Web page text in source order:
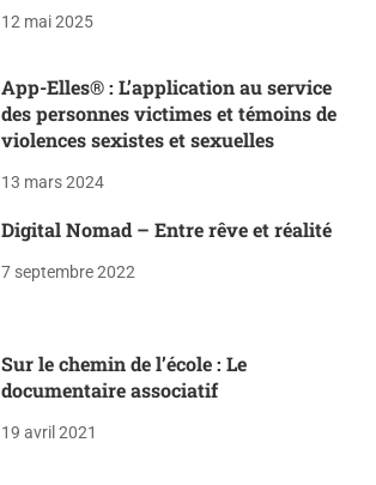
12 mai 2025
App-Elles® : L’application au service
des personnes victimes et témoins de
violences sexistes et sexuelles
13 mars 2024
Digital Nomad – Entre rêve et réalité
7 septembre 2022
Sur le chemin de l’école : Le
documentaire associatif
19 avril 2021